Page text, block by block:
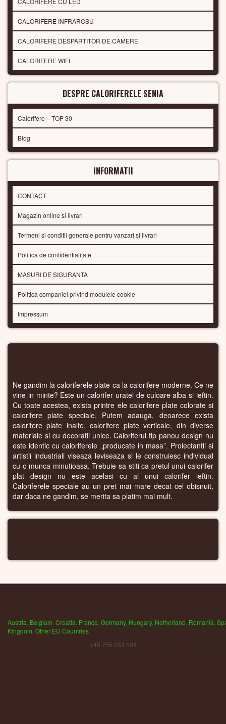
CALORIFERE INFRAROSU
CALORIFERE DESPARTITOR DE CAMERE
CALORIFERE WIFI
DESPRE CALORIFERELE SENIA
Calorifere – TOP 30
Blog
INFORMATII
CONTACT
Magazin online si livrari
Termeni si conditii generale pentru vanzari si livrari
Politica de confidentialitate
MASURI DE SIGURANTA
Politica companiei privind modulele cookie
Impressum
Ne gandim la caloriferele plate ca la calorifere moderne. Ce ne
vine in minte? Este un calorifer uratel de culoare alba si ieftin.
Cu toate acestea, exista printre ele calorifere plate colorate si
calorifere plate speciale. Putem adauga, deoarece exista
calorifere plate inalte, calorifere plate verticale, din diverse
materiale si cu decoratii unice. Caloriferul tip panou design nu
este identic cu caloriferele „producate in masa”. Proiectantii si
artistii industriali viseaza leviseaza si le construiesc individual
cu o munca minutioasa. Trebuie sa stiti ca pretul unui calorifer
plat design nu este acelasi cu al unui calorifer ieftin.
Caloriferele speciale au un pret mai mare decat cel obisnuit,
dar daca ne gandim, se merita sa platim mai mult.
Austria Belgium Croatia France Germany, Hungary, Netherland Romania
Kingdom Other EU Countries
+40 755 253 508